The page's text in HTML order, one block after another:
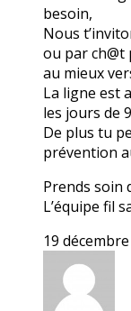
besoin,
Nous
ou par
au mieux
La ligne est
les jours de
De plus tu
prévention
Prends soin
L’équipe fil
19